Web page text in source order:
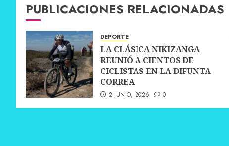
PUBLICACIONES RELACIONADAS
DEPORTE
LA CLÁSICA NIKIZANGA
REUNIÓ A CIENTOS DE
CICLISTAS EN LA DIFUNTA
CORREA
2 JUNIO, 2026 0